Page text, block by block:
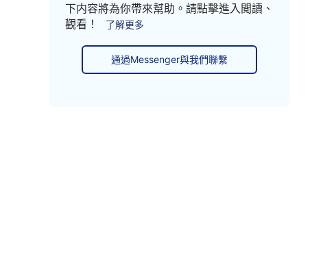
下内容將為你帶來幫助。請點擊進入閲讀、
觀看！
了解更多
通過Messenger與我們聯繫